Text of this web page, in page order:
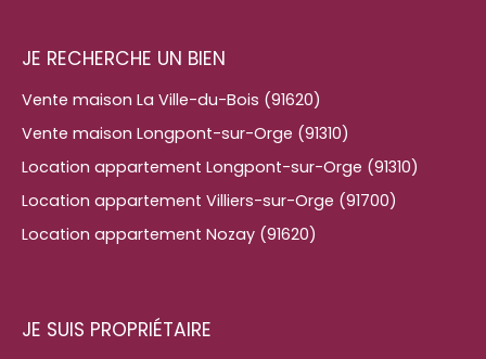
JE RECHERCHE UN BIEN
Vente maison La Ville-du-Bois (91620)
Vente maison Longpont-sur-Orge (91310)
Location appartement Longpont-sur-Orge (91310)
Location appartement Villiers-sur-Orge (91700)
Location appartement Nozay (91620)
JE SUIS PROPRIÉTAIRE